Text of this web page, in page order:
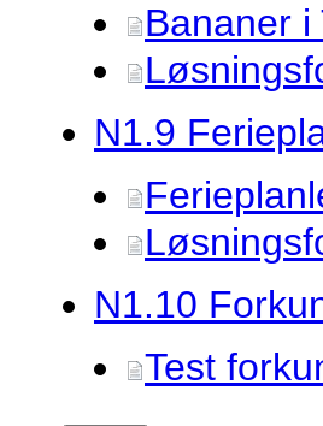
Bananer i
N1.9
N1.10
Test